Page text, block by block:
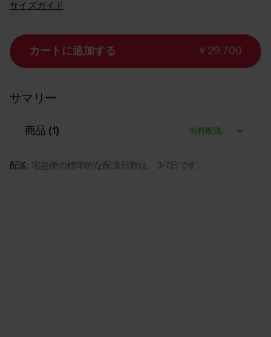
サイズガイド
カートに追加する ￥29,700
サマリー
商品 (1 ) 無料配送
配送: 宅急便の標準的な配送日数は、3-7日です。